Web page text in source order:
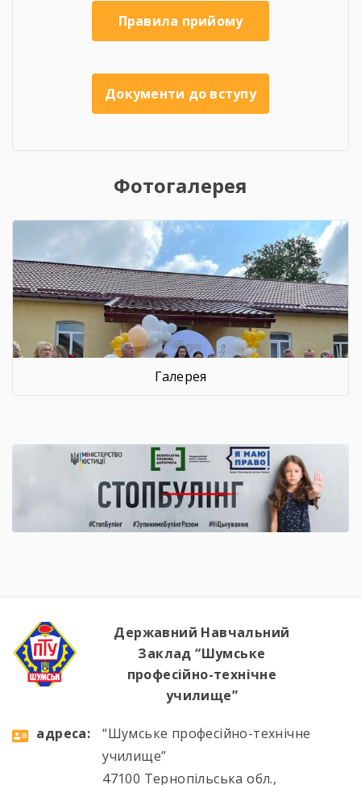
Правила прийому
Документи до вступу
Фотогалерея
Галерея
Державний Навчальний
Заклад “Шумське
професійно-технічне
училище”
aдресa:
“Шумське професійно-технічне
училище”
47100 Тернопільська обл.,